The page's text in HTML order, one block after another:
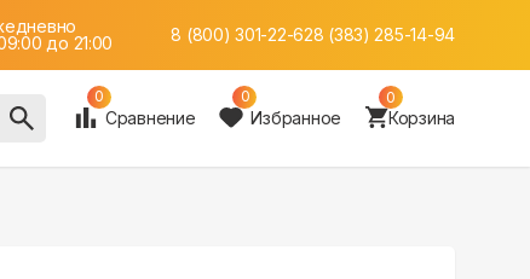
до 21:00
8 (800) 301-22-628 (383) 285-14-94
0
Сравнение
0
Избранное
0
Корзина